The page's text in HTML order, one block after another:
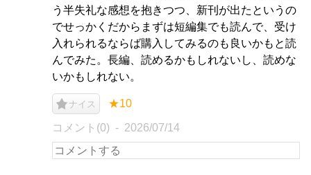
う半失礼な感想を抱きつつ、新刊が出たというの
でせっかくだからまずは短編集でも読んで、受け
入れられるならば購入してみるのも良いかもと読
んでみた。長編、読めるかもしれないし、読めな
いかもしれない。
ナイス ★10
コメント(0) 2026/07/14